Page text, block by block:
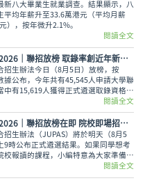
新八大畢業生就業調查。結果顯示，八
平均年薪升至33.6萬港元（平均月薪
），按年微升2.1%。
閱讀全文
JUPAS2026｜聯招放榜 取錄率創近年新低 同學宜尋求聯招以外出路
招生辦法今日（8月5日）放榜，按
據公布，今年共有45,545人申請大學聯
中有15,619人獲得正式遴選取錄資格，
請人數僅34.29%，創下近年新低。即
未獲錄取的同學也不用氣餒，還可以多
以外的選擇呢。
閱讀全文
JUPAS2026｜聯招放榜在即 院校即場招生日及物資準備清單一覽
招生辦法（JUPAS）將於明天（8月5
9時公布正式遴選結果。如果同學想考
校報讀的課程，小編特意為大家準備了
校的即場招生日詳情與物品準備清單，
晚順利執拾行裝，安心休息。
閱讀全文